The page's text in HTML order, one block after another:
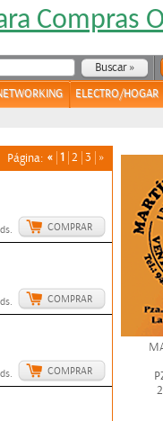
Compras
ELECTRO/HOGAR
Página: « 1 2 3 »
COMPRAR
COMPRAR
COMPRAR